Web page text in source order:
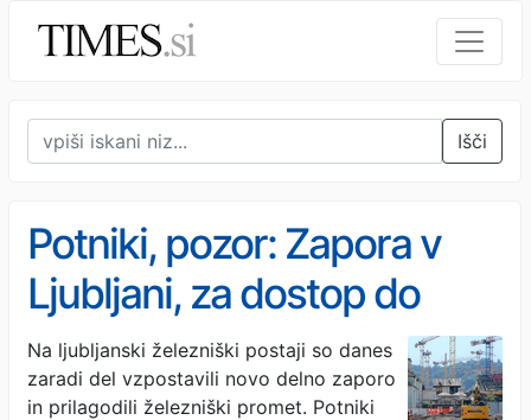
Išči
Potniki, pozor: Zapora v
Ljubljani, za dostop do
vlakov potrebnega več
časa
Na ljubljanski železniški postaji so danes
zaradi del vzpostavili novo delno zaporo
in prilagodili železniški promet. Potniki